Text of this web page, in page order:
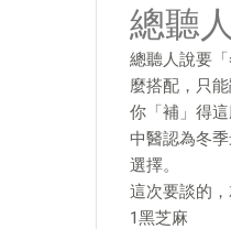
總聽
總聽人說要
麼搭配，只能
你「補」得
中醫認為冬
選擇。
這次要談的
1黑芝麻